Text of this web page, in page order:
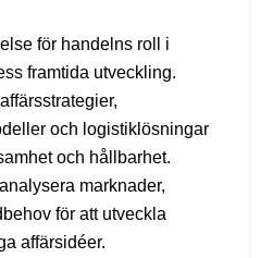
för handelns roll i
framtida utveckling.
och logistiklösningar
och hållbarhet.
marknader,
för att utveckla
affärsidéer.